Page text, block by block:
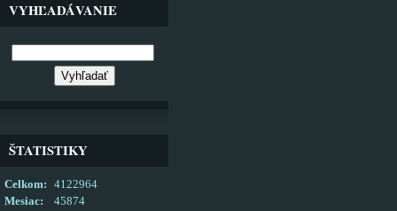
VYHĽADÁVANIE
ŠTATISTIKY
Celkom:
4122964
Mesiac:
45874